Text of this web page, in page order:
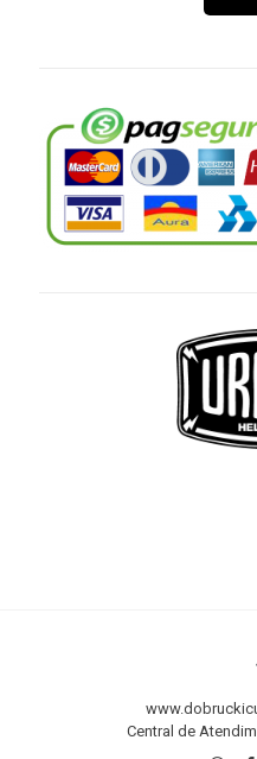
Central de